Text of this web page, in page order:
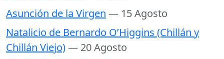
Asunción de la Virgen — 15 Agosto
Natalicio de Bernardo O’Higgins (Chillán y
Chillán Viejo)— 20 Agosto